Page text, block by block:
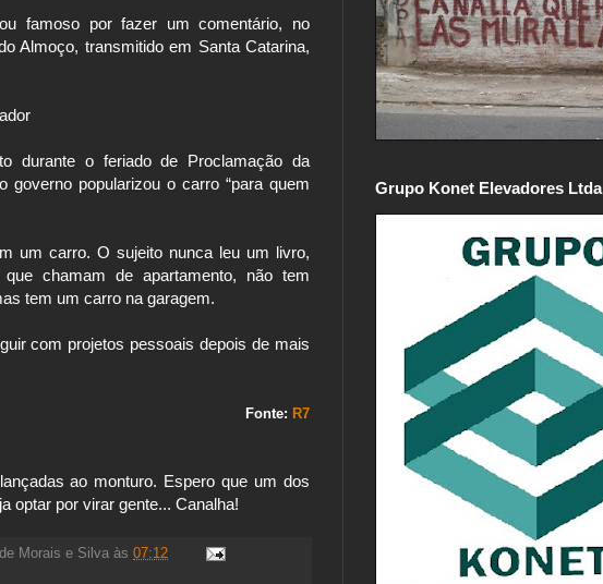
famoso por fazer um comentário, no
Almoço, transmitido em Santa Catarina,
durante o feriado de Proclamação da
governo popularizou o carro “para quem
um carro. O sujeito nunca leu um livro,
chamam de apartamento, não tem
tem um carro na garagem.
com projetos pessoais depois de mais
Fonte: R7
ao monturo. Espero que um dos
optar por virar gente... Canalha!
Morais e Silva às 07:12
Grupo Konet Elevadores Ltda